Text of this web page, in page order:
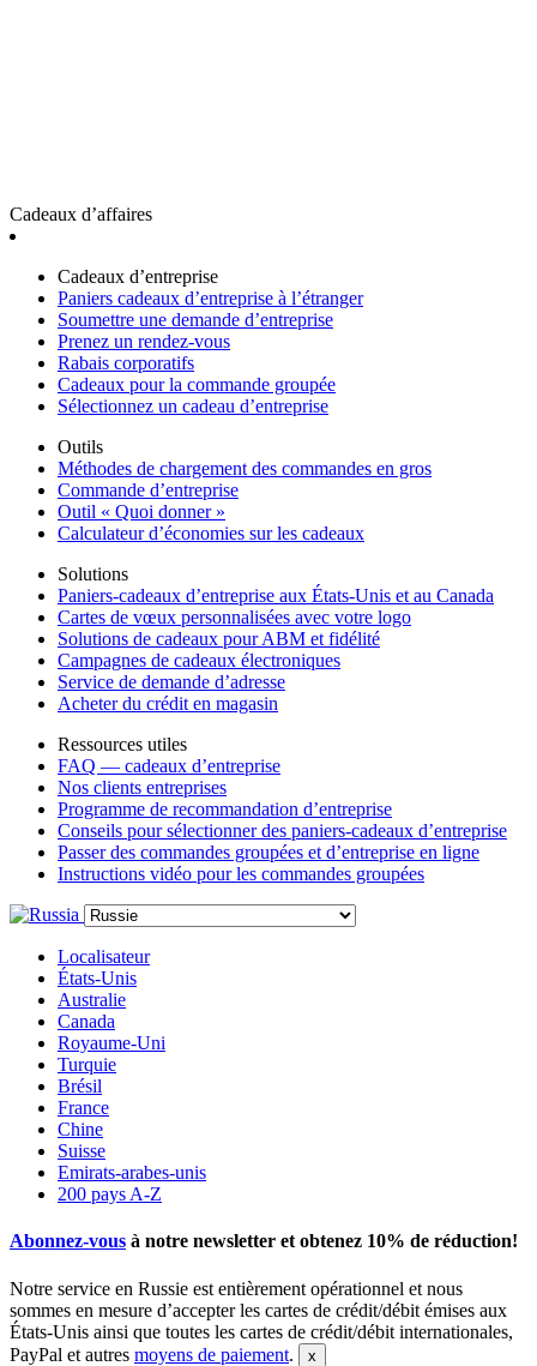
Cadeaux d’affaires
Cadeaux d’entreprise
Paniers cadeaux d’entreprise à l’étranger
Soumettre une demande d’entreprise
Prenez un rendez-vous
Rabais corporatifs
Cadeaux pour la commande groupée
Sélectionnez un cadeau d’entreprise
Outils
Méthodes de chargement des commandes en gros
Commande d’entreprise
Outil « Quoi donner »
Calculateur d’économies sur les cadeaux
Solutions
Paniers-cadeaux d’entreprise aux États-Unis et au Canada
Cartes de vœux personnalisées avec votre logo
Solutions de cadeaux pour ABM et fidélité
Campagnes de cadeaux électroniques
Service de demande d’adresse
Acheter du crédit en magasin
Ressources utiles
FAQ — cadeaux d’entreprise
Nos clients entreprises
Programme de recommandation d’entreprise
Conseils pour sélectionner des paniers-cadeaux d’entreprise
Passer des commandes groupées et d’entreprise en ligne
Instructions vidéo pour les commandes groupées
Localisateur
États-Unis
Australie
Canada
Royaume-Uni
Turquie
Brésil
France
Chine
Suisse
Emirats-arabes-unis
200 pays A-Z
Abonnez-vous à notre newsletter et obtenez 10% de réduction!
Notre service en Russie est entièrement opérationnel et nous
sommes en mesure d’accepter les cartes de crédit/débit émises aux
États-Unis ainsi que toutes les cartes de crédit/débit internationales,
PayPal et autres moyens de paiement.